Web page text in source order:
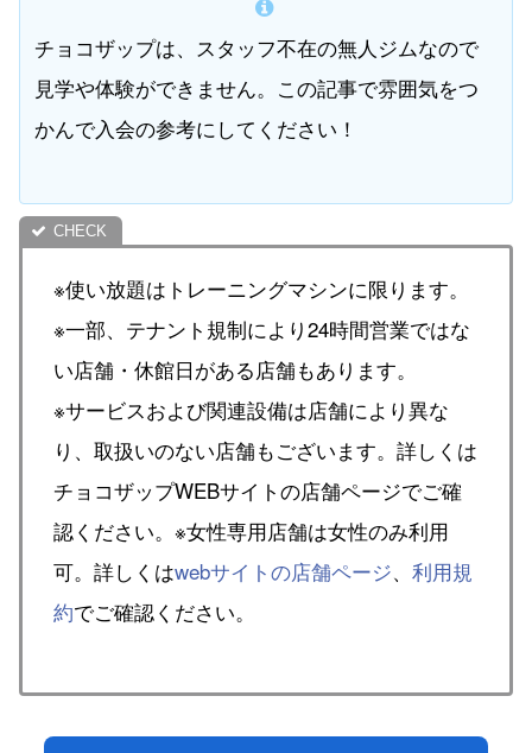
チョコザップは、スタッフ不在の無人ジムなので
見学や体験ができません。この記事で雰囲気をつ
かんで入会の参考にしてください！
※使い放題はトレーニングマシンに限ります。
※一部、テナント規制により24時間営業ではな
い店舗・休館日がある店舗もあります。
※サービスおよび関連設備は店舗により異な
り、取扱いのない店舗もございます。詳しくは
チョコザップWEBサイトの店舗ページでご確
認ください。※女性専用店舗は女性のみ利用
可。詳しくはwebサイトの店舗ページ、 利用規
約でご確認ください。